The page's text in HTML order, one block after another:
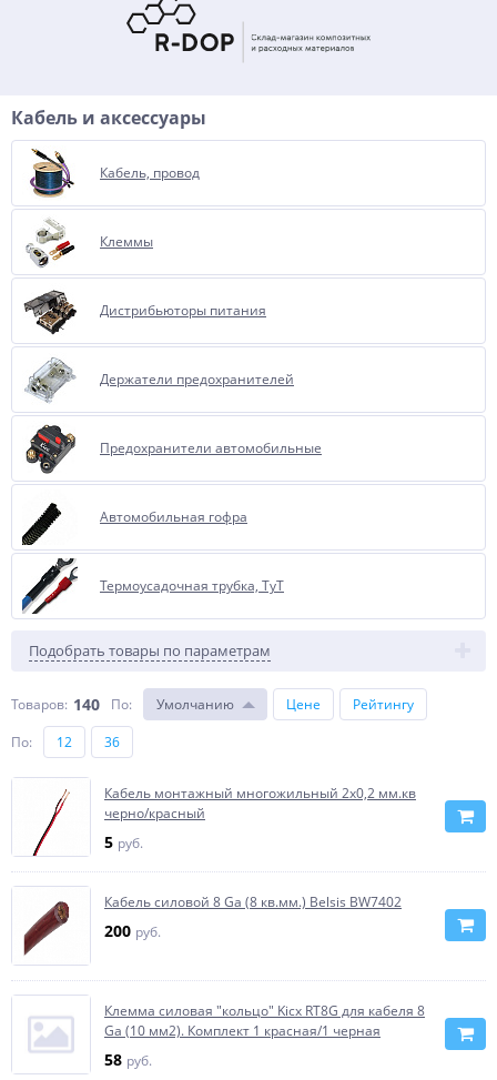
Кабель и аксессуары
Кабель, провод
Клеммы
Дистрибьюторы питания
Держатели предохранителей
Предохранители автомобильные
Автомобильная гофра
Термоусадочная трубка, ТуТ
Подобрать товары по параметрам
Товаров: 140 По: Умолчанию Цене
Рейтингу
По: 12 36
Кабель монтажный многожильный 2х0,2 мм.кв
черно/красный
5 руб.
Кабель силовой 8 Ga (8 кв.мм.) Belsis BW7402
200 руб.
Клемма силовая "кольцо" Kicx RT8G для кабеля 8
Ga (10 мм2). Комплект 1 красная/1 черная
58 руб.